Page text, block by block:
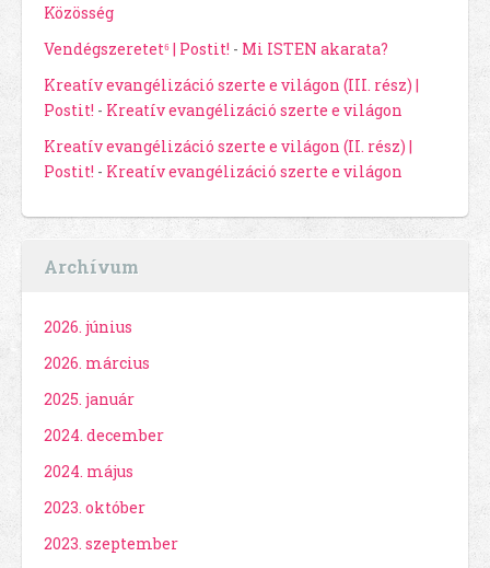
Közösség
Vendégszeretet⁶ | Postit! - Mi ISTEN akarata?
Kreatív evangélizáció szerte e világon (III. rész) |
Postit! - Kreatív evangélizáció szerte e világon
Kreatív evangélizáció szerte e világon (II. rész) |
Postit! - Kreatív evangélizáció szerte e világon
Archívum
2026. június
2026. március
2025. január
2024. december
2024. május
2023. október
2023. szeptember